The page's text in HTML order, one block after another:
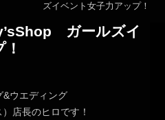
ズイベント女子力アップ！
ガールズイ
&ウエディング
店長のヒロです！